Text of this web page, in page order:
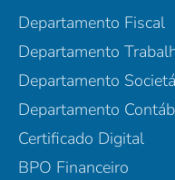
Departamento Fiscal
Departamento
Departamento
Departamento
Certificado Digital
BPO Financeiro